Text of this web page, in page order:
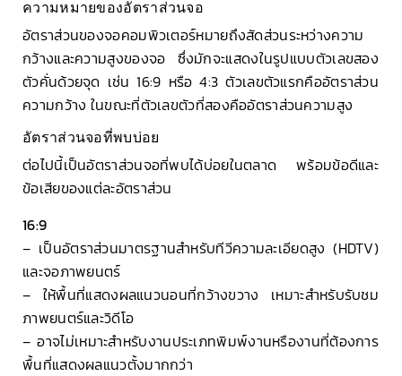
ความหมายของอัตราส่วนจอ
อัตราส่วนของจอคอมพิวเตอร์หมายถึงสัดส่วนระหว่างความ
กว้างและความสูงของจอ ซึ่งมักจะแสดงในรูปแบบตัวเลขสอง
ตัวคั่นด้วยจุด เช่น 16:9 หรือ 4:3 ตัวเลขตัวแรกคืออัตราส่วน
ความกว้าง ในขณะที่ตัวเลขตัวที่สองคืออัตราส่วนความสูง
อัตราส่วนจอที่พบบ่อย
ต่อไปนี้เป็นอัตราส่วนจอที่พบได้บ่อยในตลาด พร้อมข้อดีและ
ข้อเสียของแต่ละอัตราส่วน
16:9
– เป็นอัตราส่วนมาตรฐานสำหรับทีวีความละเอียดสูง (HDTV)
และจอภาพยนตร์
– ให้พื้นที่แสดงผลแนวนอนที่กว้างขวาง เหมาะสำหรับรับชม
ภาพยนตร์และวิดีโอ
– อาจไม่เหมาะสำหรับงานประเภทพิมพ์งานหรืองานที่ต้องการ
พื้นที่แสดงผลแนวตั้งมากกว่า